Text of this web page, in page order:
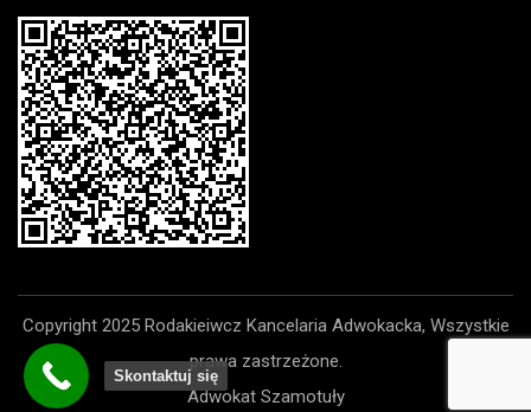
Copyright 2025 Rodakieiwcz Kancelaria Adwokacka, Wszystkie
prawa zastrzeżone.
Adwokat Szamotuły
Skontaktuj się